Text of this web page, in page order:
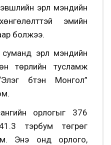
эрүүл мэндийн
эмийн
болжээ.
эрүүл мэндийн
төрлийн тусламж
бүтэн Монгол”
орлогыг 376
тэрбум төгрөг
Энэ онд орлого,